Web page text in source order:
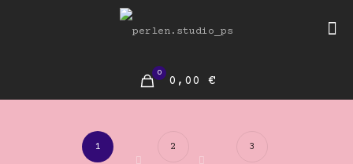
0
0,00 €
1 2 3